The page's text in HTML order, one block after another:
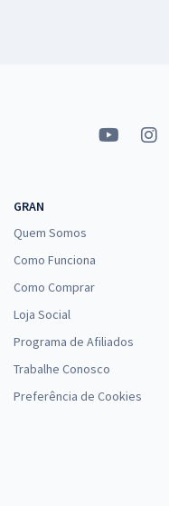
GRAN
Quem Somos
Como Funciona
Como Comprar
Loja Social
Programa de Afiliados
Trabalhe Conosco
Preferência de Cookies